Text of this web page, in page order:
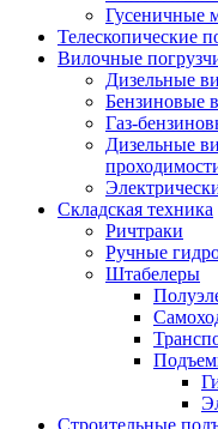
Гусеничные
Телескопические
Вилочные
Дизельные
Бензиновые
Газ-
Дизельные
Складская техника
Ричтраки
Ручные
Штабелеры
Строительные